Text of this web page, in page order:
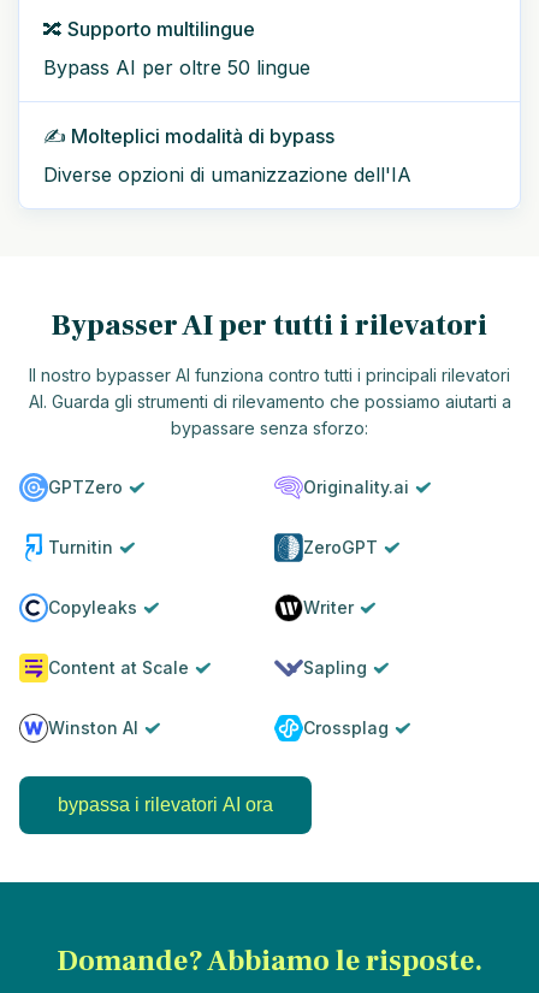
🔀 Supporto multilingue
Bypass AI per oltre 50 lingue
✍️ Molteplici modalità di bypass
Diverse opzioni di umanizzazione dell'IA
Bypasser AI per tutti i rilevatori
Il nostro bypasser AI funziona contro tutti i principali rilevatori
AI. Guarda gli strumenti di rilevamento che possiamo aiutarti a
bypassare senza sforzo:
GPTZero Originality.ai
Turnitin ZeroGPT
Copyleaks Writer
Content at Scale Sapling
Winston AI Crossplag
bypassa i rilevatori AI ora
Domande? Abbiamo le risposte.